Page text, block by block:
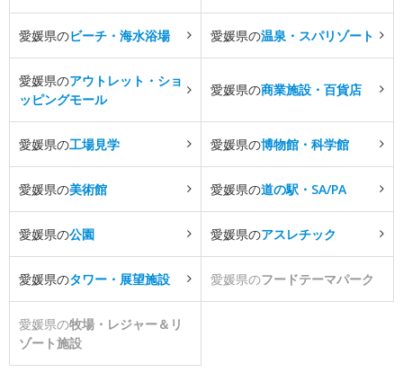
愛媛県のビーチ・海水浴場 愛媛県の温泉・スパリゾート
愛媛県のアウトレット・ショ
ッピングモール
愛媛県の商業施設・百貨店
愛媛県の工場見学 愛媛県の博物館・科学館
愛媛県の美術館 愛媛県の道の駅・SA/PA
愛媛県の公園 愛媛県のアスレチック
愛媛県のタワー・展望施設 愛媛県のフードテーマパーク
愛媛県の牧場・レジャー＆リ
ゾート施設